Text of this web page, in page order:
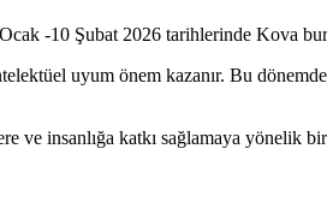
-10 Şubat 2026 tarihlerinde Kova
uyum önem kazanır. Bu
insanlığa katkı sağlamaya yönelik bir